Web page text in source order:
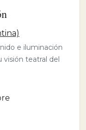
e iluminación
visión teatral del